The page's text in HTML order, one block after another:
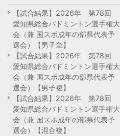
【試合結果】2026年 第78回
愛知県総合バドミントン選手権大
会（兼 国スポ成年の部県代表予
選会）【男子単】
【試合結果】2026年 第78回
愛知県総合バドミントン選手権大
会（兼 国スポ成年の部県代表予
選会）【男子複】
【試合結果】2026年 第78回
愛知県総合バドミントン選手権大
会（兼 国スポ成年の部県代表予
選会）【混合複】